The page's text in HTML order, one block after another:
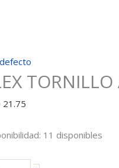
21.75
11 disponibles